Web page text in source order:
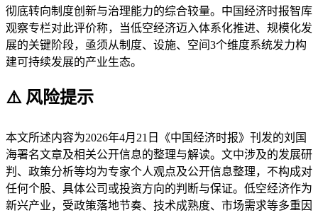
彻底转向制度创新与治理能力的综合较量。中国经济时报智库
观察专栏对此评价称，当低空经济迈入体系化推进、规模化发
展的关键阶段，亟须从制度、设施、空间3个维度系统发力构
建可持续发展的产业生态。
⚠️ 风险提示
本文所述内容为2026年4月21日《中国经济时报》刊发的刘国
海署名文章及相关公开信息的整理与解读。文中涉及的发展研
判、政策分析等均为专家个人观点及公开信息整理，不构成对
任何个股、具体公司或投资方向的判断与保证。低空经济作为
新兴产业，受政策落地节奏、技术成熟度、市场需求等多重因